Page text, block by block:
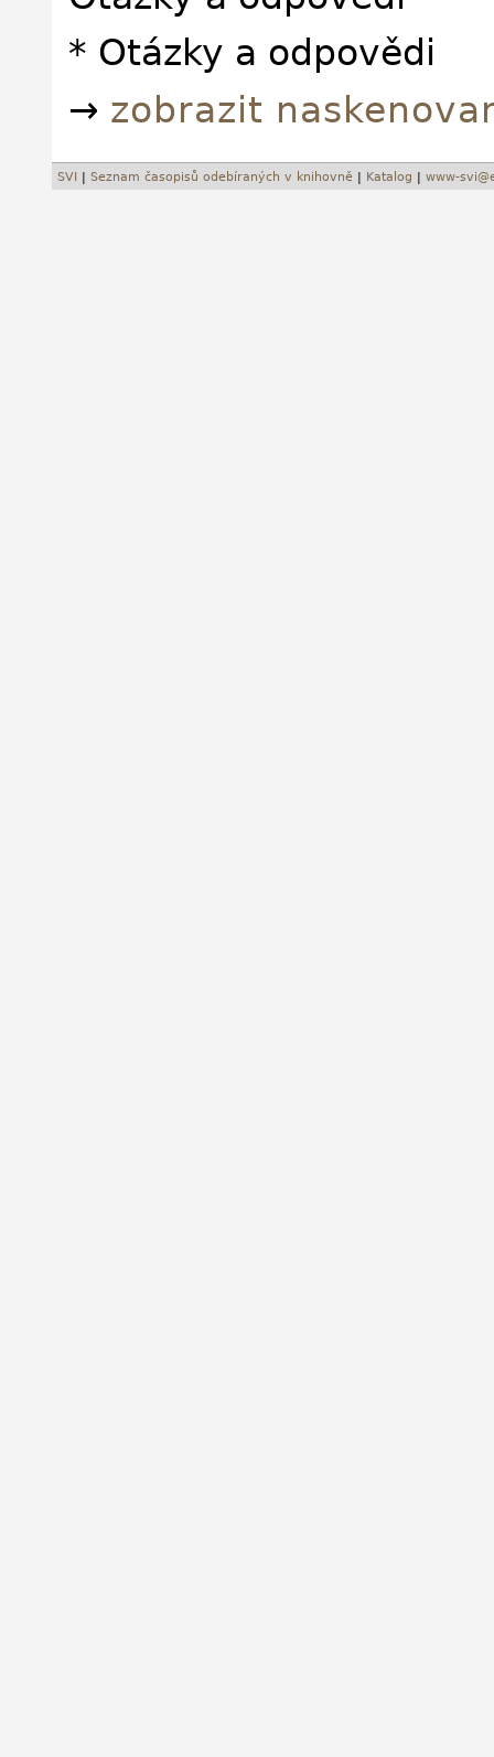
* Otázky a odpovědi
→ zobrazit
SVI| Seznam časopisů odebíraných v knihovně| Katalog | www-